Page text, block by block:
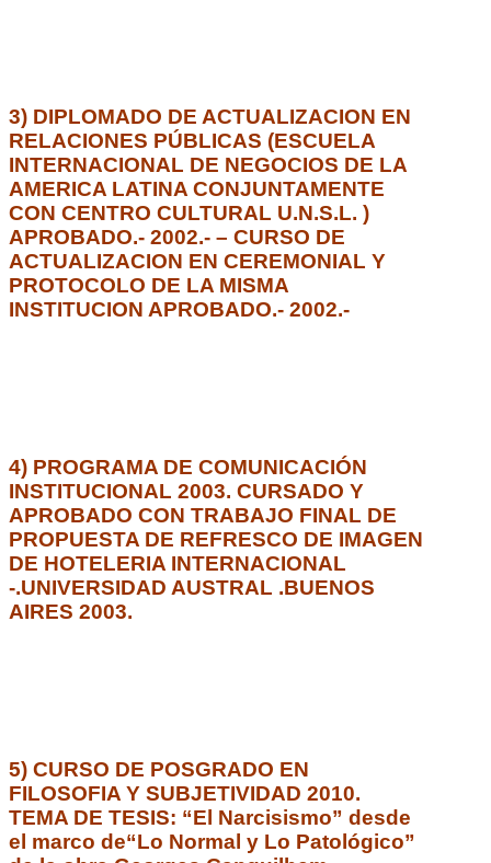
3) DIPLOMADO DE ACTUALIZACION EN
RELACIONES PÚBLICAS (ESCUELA
INTERNACIONAL DE NEGOCIOS DE LA
AMERICA LATINA CONJUNTAMENTE
CON CENTRO CULTURAL U.N.S.L. )
APROBADO.- 2002.- – CURSO DE
ACTUALIZACION EN CEREMONIAL Y
PROTOCOLO DE LA MISMA
INSTITUCION APROBADO.- 2002.-
4) PROGRAMA DE COMUNICACIÓN
INSTITUCIONAL 2003. CURSADO Y
APROBADO CON TRABAJO FINAL DE
PROPUESTA DE REFRESCO DE IMAGEN
DE HOTELERIA INTERNACIONAL
-.UNIVERSIDAD AUSTRAL .BUENOS
AIRES 2003.
5) CURSO DE POSGRADO EN
FILOSOFIA Y SUBJETIVIDAD 2010.
TEMA DE TESIS: “El Narcisismo” desde
el marco de“Lo Normal y Lo Patológico”